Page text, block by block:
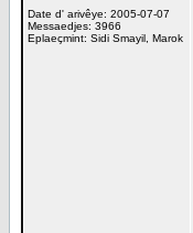
Date d' arivêye: 2005-07-07
Messaedjes: 3966
Eplaeçmint: Sidi Smayil, Marok